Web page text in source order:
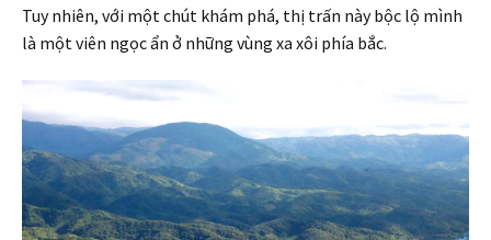
Tuy nhiên, với một chút khám phá, thị trấn này bộc lộ mình
là một viên ngọc ẩn ở những vùng xa xôi phía bắc.